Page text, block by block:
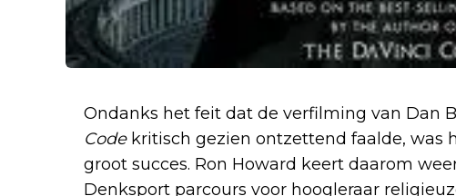
Ondanks het feit dat de verfilming van Dan
Code kritisch gezien ontzettend faalde, was
groot succes. Ron Howard keert daarom
Denksport parcours voor hoogleraar